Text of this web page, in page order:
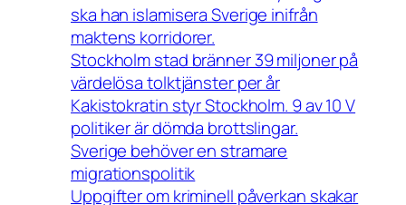
ska han islamisera Sverige inifrån
maktens korridorer.
Stockholm stad bränner 39 miljoner på
värdelösa tolktjänster per år
Kakistokratin styr Stockholm. 9 av 10 V
politiker är dömda brottslingar.
Sverige behöver en stramare
migrationspolitik
Uppgifter om kriminell påverkan skakar